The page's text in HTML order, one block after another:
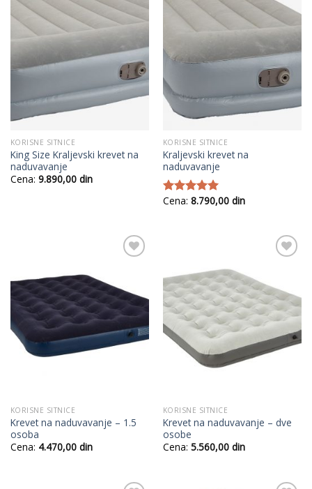
Add to
KORISNE SITNICE
King Size Kraljevski krevet na
naduvavanje
Cena: 9.890,00din
Add to
Wishlist
KORISNE SITNICE
Kraljevski krevet na
naduvavanje
Ocenjeno
Cena: 8.790,00din
Add to
Wishlist
KORISNE SITNICE
Krevet na naduvavanje – 1.5
osoba
Cena: 4.470,00din
Add to
Wishlist
KORISNE SITNICE
Krevet na naduvavanje – dve
osobe
Cena: 5.560,00din